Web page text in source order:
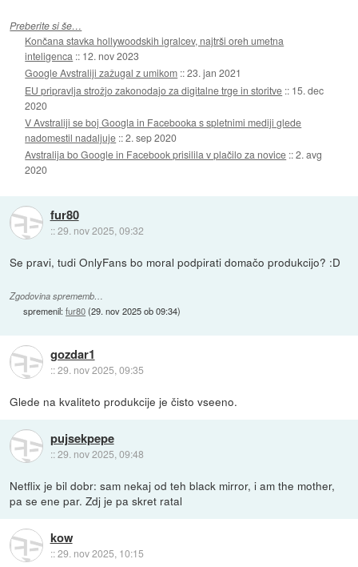
Preberite si še…
Končana stavka hollywoodskih igralcev, najtrši oreh umetna
inteligenca :: 12. nov 2023
Google Avstraliji zažugal z umikom ::23. jan 2021
EU pripravlja strožjo zakonodajo za digitalne trge in storitve :: 15. dec
2020
V Avstraliji se boj Googla in Facebooka s spletnimi mediji glede
nadomestil nadaljuje ::2. sep 2020
Avstralija bo Google in Facebook prisilila v plačilo za novice ::2. avg
2020
fur80
::29. nov 2025, 09:32
Se pravi, tudi OnlyFans bo moral podpirati domačo produkcijo? :D
Zgodovina sprememb…
spremenil:fur80(29. nov 2025 ob 09:34)
gozdar1
::29. nov 2025, 09:35
Glede na kvaliteto produkcije je čisto vseeno.
pujsekpepe
::29. nov 2025, 09:48
Netflix je bil dobr: sam nekaj od teh black mirror, i am the mother,
pa se ene par. Zdj je pa skret ratal
kow
::29. nov 2025, 10:15